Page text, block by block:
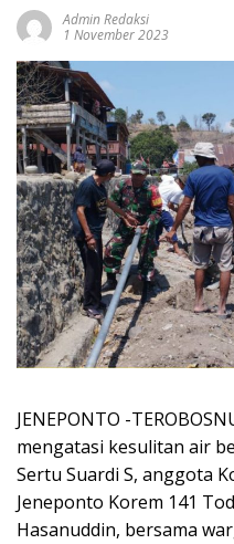
Admin Redaksi
1 November 2023
JENEPONTO -
mengatasi kesulitan air
Sertu Suardi S, anggota
Jeneponto Korem 141
Hasanuddin, bersama